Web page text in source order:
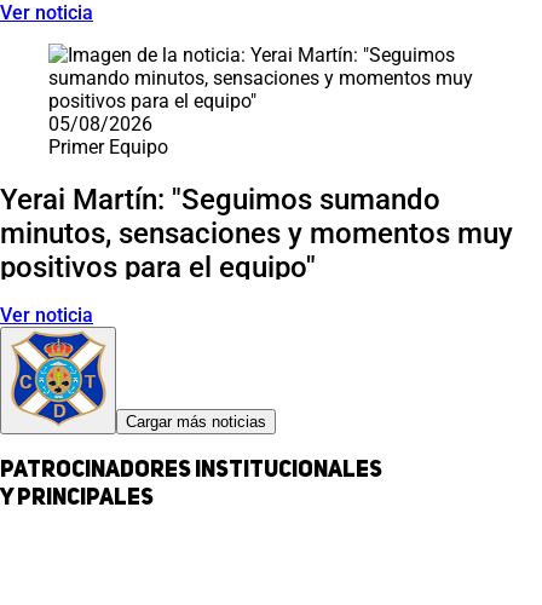
Ver noticia
05/08/2026
Primer Equipo
Yerai Martín: "Seguimos sumando
minutos, sensaciones y momentos muy
positivos para el equipo"
Ver noticia
Cargar más noticias
Patrocinadores institucionales
y principales